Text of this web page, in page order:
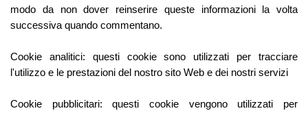
modo da non dover reinserire queste informazioni la volta
successiva quando commentano.
Cookie analitici: questi cookie sono utilizzati per tracciare
l'utilizzo e le prestazioni del nostro sito Web e dei nostri servizi
Cookie pubblicitari: questi cookie vengono utilizzati per